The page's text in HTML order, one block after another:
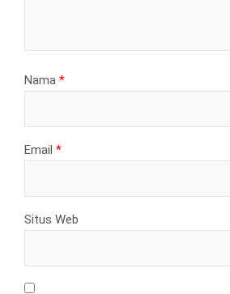
Nama *
Email *
Situs Web